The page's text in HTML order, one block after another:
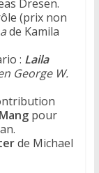
Dresen.
(prix non
de Kamila
: Laila
George W.
pour
de Michael